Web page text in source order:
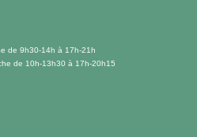
de 9h30-14h à 17h-21h
de 10h-13h30 à 17h-20h15